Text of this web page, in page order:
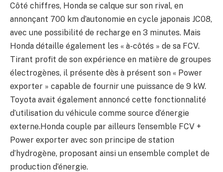
Côté chiffres, Honda se calque sur son rival, en
annonçant 700 km d’autonomie en cycle japonais JC08,
avec une possibilité de recharge en 3 minutes. Mais
Honda détaille également les « à-côtés » de sa FCV.
Tirant profit de son expérience en matière de groupes
électrogènes, il présente dès à présent son « Power
exporter » capable de fournir une puissance de 9 kW.
Toyota avait également annoncé cette fonctionnalité
d’utilisation du véhicule comme source d’énergie
externe.Honda couple par ailleurs l’ensemble FCV +
Power exporter avec son principe de station
d’hydrogène, proposant ainsi un ensemble complet de
production d’énergie.